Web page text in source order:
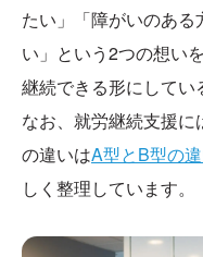
たい」「障がいのあ
い」という2つの想い
継続できる形にしてい
なお、就労継続支援
の違いはA型とB型の
しく整理しています。